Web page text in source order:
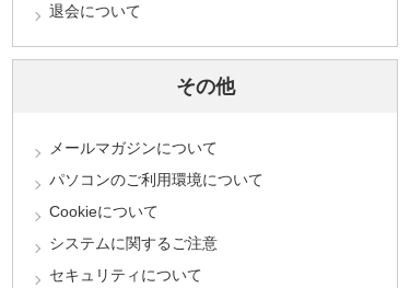
退会について
その他
メールマガジンについて
パソコンのご利用環境について
Cookieについて
システムに関するご注意
セキュリティについて